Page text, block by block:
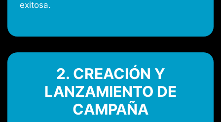
exitosa.
2. CREACIÓN Y
LANZAMIENTO DE
CAMPAÑA